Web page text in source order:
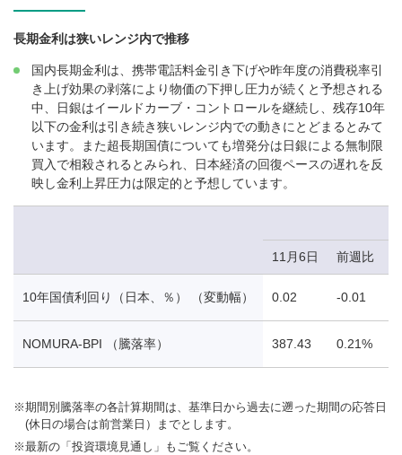
長期金利は狭いレンジ内で推移
国内長期金利は、携帯電話料金引き下げや昨年度の消費税率引
き上げ効果の剥落により物価の下押し圧力が続くと予想される
中、日銀はイールドカーブ・コントロールを継続し、残存10年
以下の金利は引き続き狭いレンジ内での動きにとどまるとみて
います。また超長期国債についても増発分は日銀による無制限
買入で相殺されるとみられ、日本経済の回復ペースの遅れを反
映し金利上昇圧力は限定的と予想しています。
11月6日 前週比
10年国債利回り（日本、％） （変動幅） 0.02 -0.01
NOMURA-BPI （騰落率） 387.43 0.21%
※期間別騰落率の各計算期間は、基準日から過去に遡った期間の応答日
(休日の場合は前営業日）までとします。
※最新の「投資環境見通し」もご覧ください。